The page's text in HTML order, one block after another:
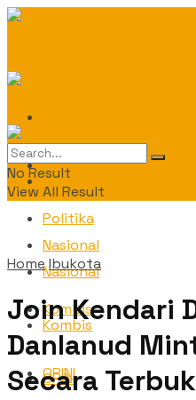
Politika
Nasional
Kombis
OPINI
Daerah
Politika
Nasional
Kombis
OPINI
No Result
View All Result
HomeIbukota
Join Kendari
Danlanud
Secara